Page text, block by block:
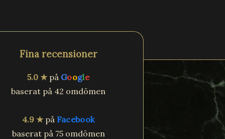
Fina recensioner
5.0 ★på Google
baserat på 42 omdömen
4.9 ★på Facebook
baserat på 75 omdömen